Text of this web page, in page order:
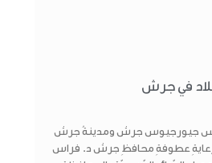
في جرش
جيورجيوس جرش ومدينةُ جرش
عطوفةِ محافظِ جرش د. فراس